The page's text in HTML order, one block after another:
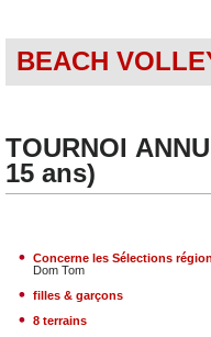
BEACH
TOURNOI
15 ans)
Concerne les Sélections
Dom Tom
filles & garçons
8 terrains